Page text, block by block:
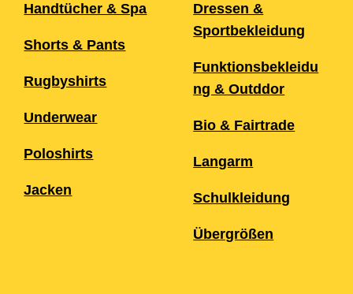
Handtücher & Spa
Shorts & Pants
Rugbyshirts
Underwear
Poloshirts
Jacken
Dressen &
Sportbekleidung
Funktionsbekleidu
ng & Outddor
Bio & Fairtrade
Langarm
Schulkleidung
Übergrößen